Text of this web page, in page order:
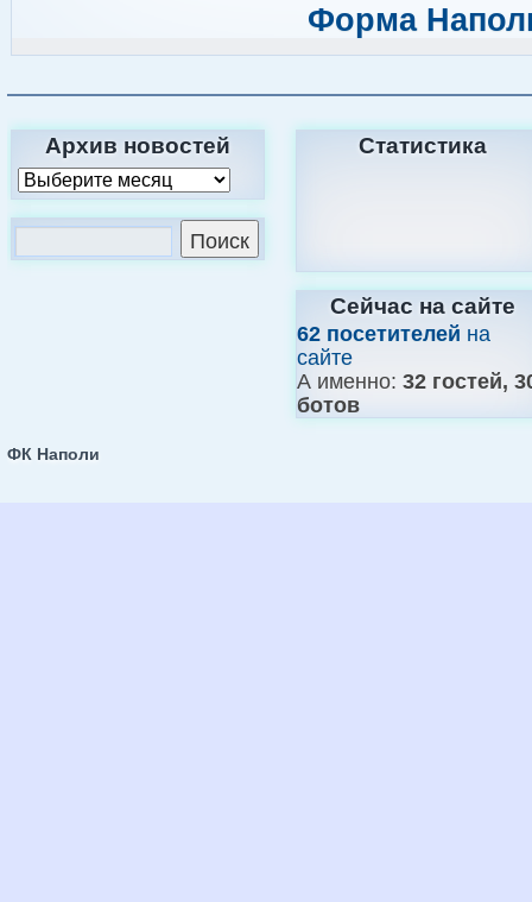
Форма
Архив новостей Статистика
Сейчас на сайте
62 посетителей на
сайте
А именно: 32 гостей,
ботов
ФК Наполи